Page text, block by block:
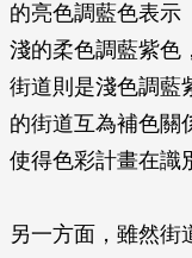
的亮色調藍色表示
淺的柔色調藍紫色
街道則是淺色調藍
的街道互為補色關
使得色彩計畫在識
另一方面，雖然街